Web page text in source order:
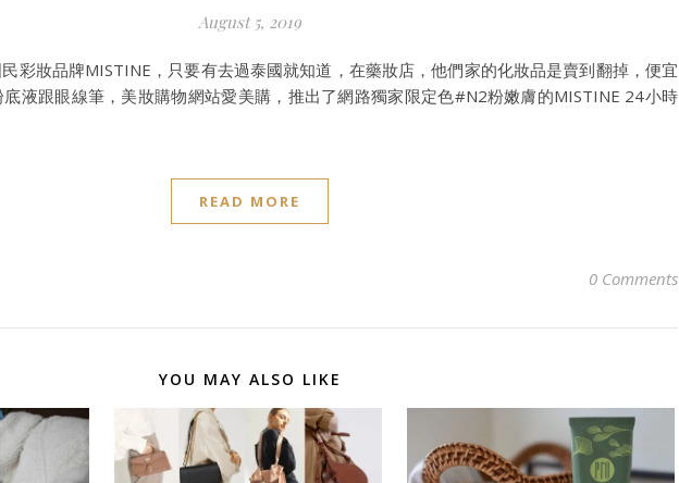
August 5, 2019
彩妝品牌MISTINE，只要有去過泰國就知道，在藥妝店，他們家的化妝品是賣到翻掉，便宜
液跟眼線筆，美妝購物網站愛美購，推出了網路獨家限定色#N2粉嫩膚的MISTINE 24小時
READ MORE
0 Comments
YOU MAY ALSO LIKE